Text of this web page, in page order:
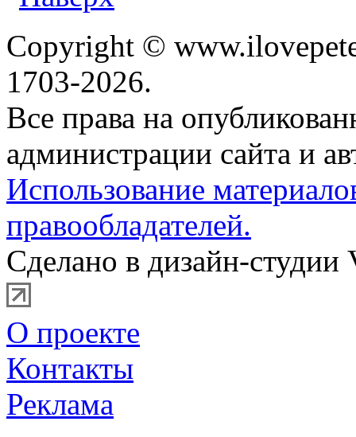
Copyright ©
1703-2026.
Все права на
администрации сайта и
Использование
правообладателей.
Сделано в дизайн-студии
О проекте
Контакты
Реклама